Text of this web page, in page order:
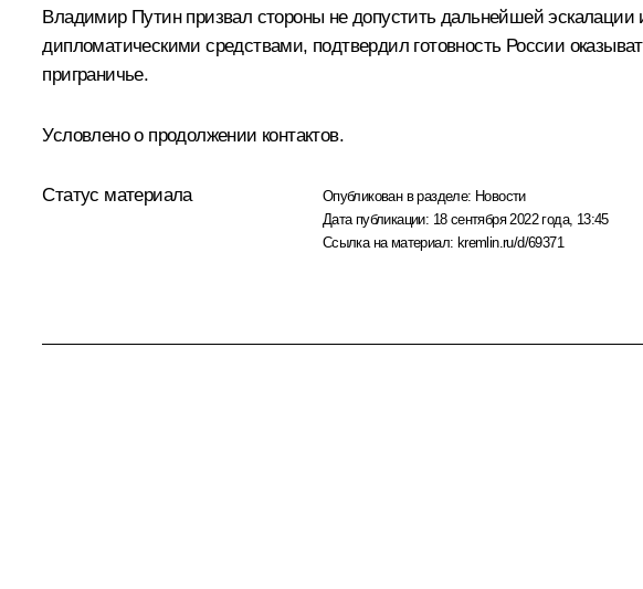
Владимир Путин призвал стороны не допустить дальнейшей
дипломатическими средствами, подтвердил готовность России
приграничье.
Условлено о продолжении контактов.
Статус материала Опубликован в разделе: Новости
Дата публикации: 18 сентября 2022 года, 13:45
Ссылка на материал: kremlin.ru/d/69371